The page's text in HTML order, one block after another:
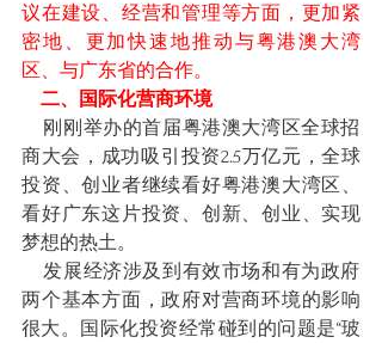
议在建设、经营和管理等方面，更加紧
密地、更加快速地推动与粤港澳大湾
区、与广东省的合作。
    二、国际化营商环境
商大会，成功吸引投资2.5万亿元，全球
投资、创业者继续看好粤港澳大湾区、
看好广东这片投资、创新、创业、实现
梦想的热土。
两个基本方面，政府对营商环境的影响
很大。国际化投资经常碰到的问题是“玻